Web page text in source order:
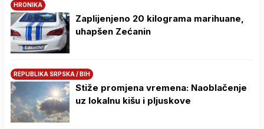
HRONIKA
Zaplijenjeno 20 kilograma marihuane,
uhapšen Zećanin
REPUBLIKA SRPSKA / BIH
Stiže promjena vremena: Naoblačenje
uz lokalnu kišu i pljuskove